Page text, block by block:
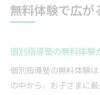
個別指導塾無
お子さまに合う学
個別指導塾の
る
無料体験で広が
個別指導塾の無料体験
個別指導塾の無料体験
の中から、お子さまに